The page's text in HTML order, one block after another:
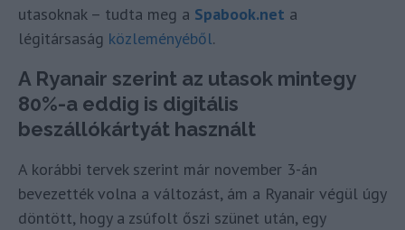
utasoknak – tudta meg a Spabook.net a
légitársaság közleményéből.
A Ryanair szerint az utasok mintegy
80%-a eddig is digitális
beszállókártyát használt
A korábbi tervek szerint már november 3-án
bevezették volna a változást, ám a Ryanair végül úgy
döntött, hogy a zsúfolt őszi szünet után, egy